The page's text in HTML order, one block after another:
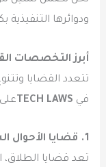
ودوائرها التنفيذية
أبرز التخصصات
تتعدد القضايا
في TECH LAWS
1. قضايا الأحوال الشخصية (الأسرة)
تعد قضايا الطلاق،